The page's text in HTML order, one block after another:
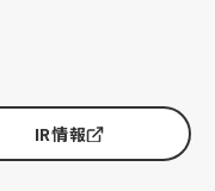
IR情報